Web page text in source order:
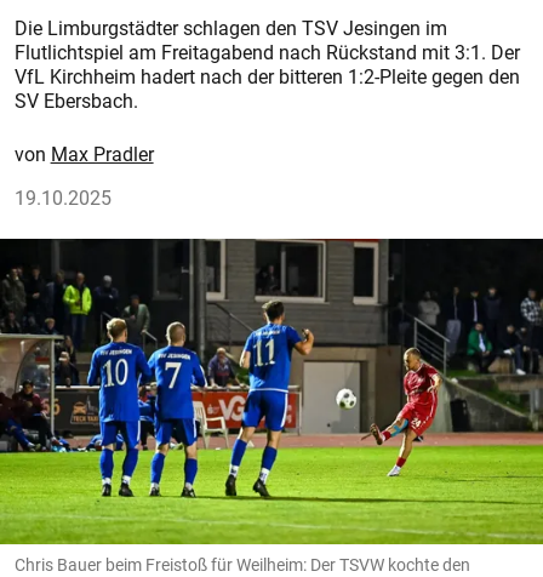
Die Limburgstädter schlagen den TSV Jesingen im
Flutlichtspiel am Freitagabend nach Rückstand mit 3:1. Der
VfL Kirchheim hadert nach der bitteren 1:2-Pleite gegen den
SV Ebersbach.
Max Pradler
19.10.2025
Chris Bauer beim Freistoß für Weilheim: Der TSVW kochte den